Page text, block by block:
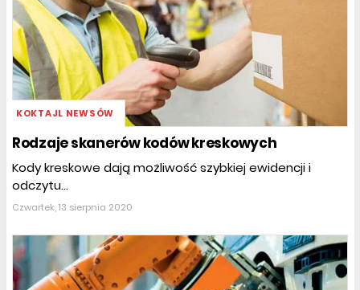
KOKTAJL NEWSÓW
Rodzaje skanerów kodów kreskowych
Kody kreskowe dają możliwość szybkiej ewidencji i
odczytu...
Czwartek, 13 sierpnia 2020